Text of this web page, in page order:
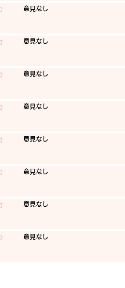
​意見なし
​意見なし
​意見なし
​意見なし
​意見なし
​意見なし
​意見なし
​意見なし